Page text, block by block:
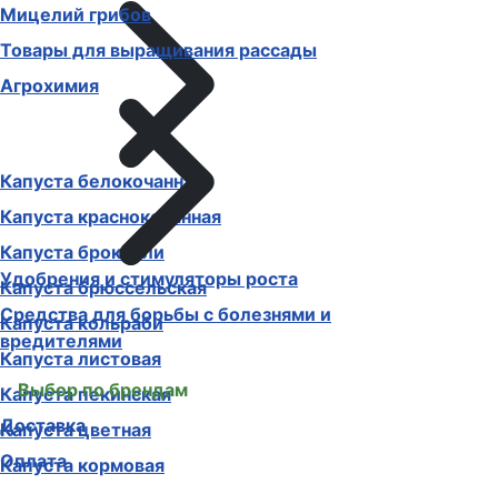
Капуста белокочанная
Капуста краснокочанная
Капуста брокколи
Капуста брюссельская
Капуста кольраби
Капуста листовая
Капуста пекинская
Капуста цветная
Капуста кормовая
Мицелий грибов
Товары для выращивания рассады
Агрохимия
Удобрения и стимуляторы роста
Средства для борьбы с болезнями и
вредителями
Выбор по брендам
Доставка
Оплата